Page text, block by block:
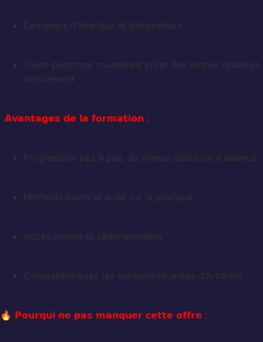
Designers d’intérieur et décorateurs
Toute personne souhaitant créer des rendus réalistes
simplement
𝗔𝘃𝗮𝗻𝘁𝗮𝗴𝗲𝘀 𝗱𝗲 𝗹𝗮 𝗳𝗼𝗿𝗺𝗮𝘁𝗶𝗼𝗻 :
Progression pas à pas, du niveau débutant à avancé
Méthode claire et axée sur la pratique
Accès illimité et téléchargeable
Compatible avec les versions récentes d’Artlantis
🔥 𝗣𝗼𝘂𝗿𝗾𝘂𝗶 𝗻𝗲 𝗽𝗮𝘀 𝗺𝗮𝗻𝗾𝘂𝗲𝗿 𝗰𝗲𝘁𝘁𝗲 𝗼𝗳𝗳𝗿𝗲 :